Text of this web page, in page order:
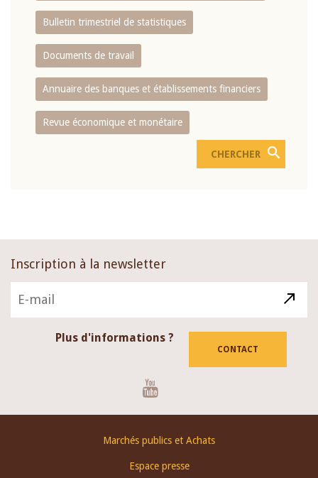
Bulletin trimestriel de statistiques
Documents de travail
Annuaire des banques et établissements financiers
Revue économique et monétaire
Inscription à la newsletter
Plus d'informations ?
CONTACT
Marchés publics et Achats
Espace presse